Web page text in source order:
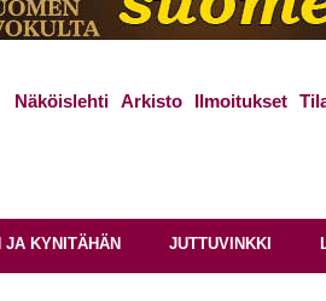
Näköislehti Arkisto Ilmoitukset
JA KYNITÄHÄN JUTTUVINKKI